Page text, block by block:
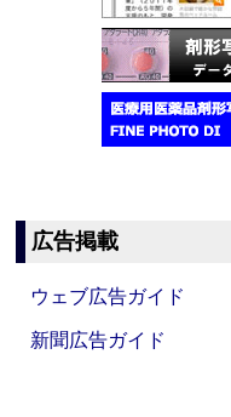
広告掲載
ウェブ広告ガイド
新聞広告ガイド